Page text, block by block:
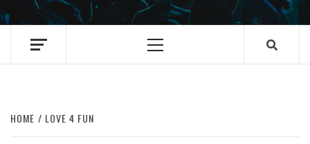
Primary
HOME LOVE 4 FUN